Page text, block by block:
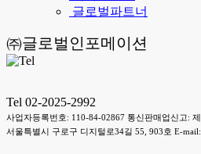
글로벌파트너
㈜글로벌인포메이션
Tel 02-2025-2992
사업자등록번호: 110-84-02867 통신판매업신고:
서울특별시 구로구 디지털로34길 55, 903호 E-mail: